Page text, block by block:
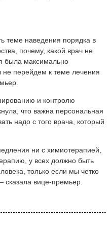
теме наведения порядка в
почему, какой врач не
была максимально
не перейдем к теме лечения
и контролю
что важна персональная
надо с того врача, который
ни с химиотерапией,
у всех должно быть
только если мы четко
вице-премьер.